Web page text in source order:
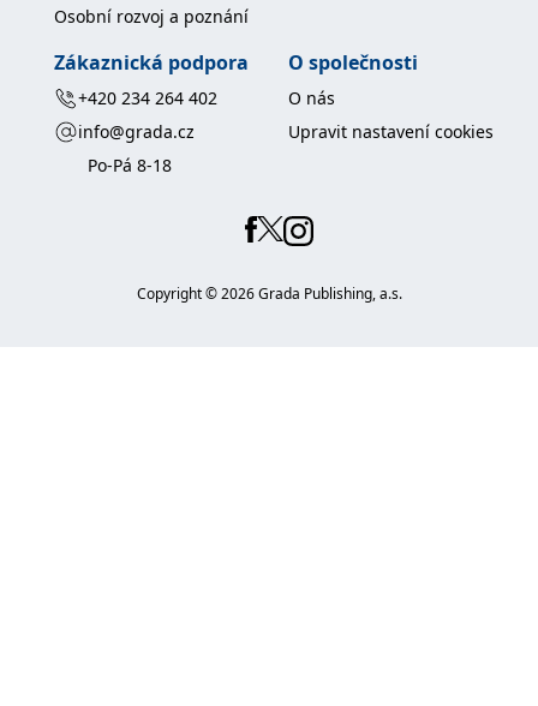
Osobní rozvoj a poznání
Zákaznická podpora
+420 234 264 402
info@grada.cz
Po-Pá 8-18
O společnosti
O nás
Upravit nastavení cookies
Copyright ©2026Grada Publishing, a.s.